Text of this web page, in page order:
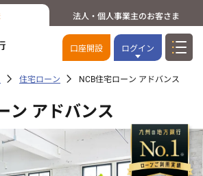
法人・個人事業主のお客さま
口座開設 ログイン
住宅ローン NCB住宅ローン アドバンス
ン アドバンス